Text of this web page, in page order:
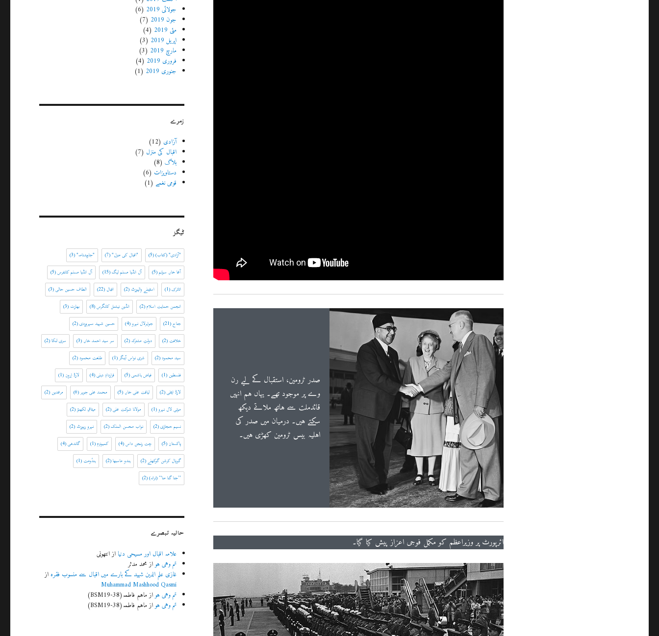
صدر ٹرومین، استقبال کے لیے رن
وے پر موجود تھے۔ یہاں ہم انہیں
قائدملت سے ہاتھ ملاتے دیکھ
سکتے ہیں۔ درمیان میں صدر کی
اہلیہ بیس ٹرومین کھڑی ہیں۔
ائرپورٹ پر وزیراعظم کو مکمل فوجی اعزاز پیش کیا گیا۔
جولائی 2019
(6)
جون 2019
(7)
مئی 2019
(4)
اپریل 2019
(3)
مارچ 2019
(3)
فروری 2019
(4)
جنوری 2019
(1)
زمرے
آزادی (12)
اقبال کی منزل (7)
بلاگ (8)
دستاویزات (6)
قومی نغمے (1)
ٹیگز
"آزادی" (کتاب)(5) "اقبال کی منزل"(7) "جاویدنامہ"(3)
آغا خاں سوئم(5) آل انڈیا مسلم لیگ(15) آل انڈیا مسلم کانفرس(5)
اتاترک(1) اسٹینلے والپورٹ(2) اقبال(22) الطاف حسین حالی(3)
انجمن حمایت اسلام(2) انڈین نیشنل کانگرس(8) بھارت(3)
جناح(21) جواہرلال نہرو(4) حسین شہید سہروردی(2)
خلافت(2) دولتِ مشترکہ(2) سر سید احمد خاں(3) سری لنکا(2)
سید محمود(2) شری نواس آینگر(1) طلعت محمود(2)
فلسطین(1) فیاض ہاشمی(5) قراردادِ دہلی(4) لارڈ اِروِن(1)
لارڈ ایٹلی(2) لیاقت علی خاں(5) محمد علی جوہر(6) مرغدین(2)
موتی لال نہرو(1) مولانا شوکت علی(2) میثاقِ لکھنؤ(2)
نسیم حجازی(2) نواب محسن الملک(2) نہرو رپورٹ(2)
پاکستان(5) چت رنجن داس(4) کمیونزم(1) گاندھی(4)
گوپال کرشن گوکھلے(2) ہندو ماسبھا(2) ہندُومت(1)
’’جنا گنا منا‘‘ (ترانہ)(2)
حالیہ تبصرے
علامہ اقبال اور مسیحی دنیاازانتھونی
تم وہی ہوازمحمد مدثر
غازی علم الدین شہید کے بارے میں اقبال سے منسوب فقرہاز
Muhammad Mashhood Qasmi
تم وہی ہوازماہم فاطمہ(BSM19-38)
تم وہی ہوازماہم فاطمہ(BSM19-38)